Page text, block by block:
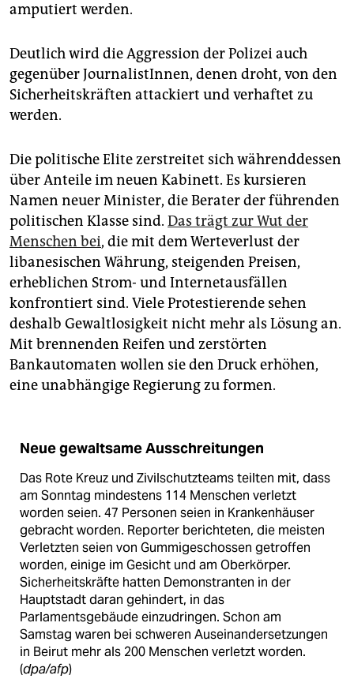
amputiert werden.
Deutlich wird die Aggression der Polizei auch
gegenüber JournalistInnen, denen droht, von den
Sicherheitskräften attackiert und verhaftet zu
werden.
Die politische Elite zerstreitet sich währenddessen
über Anteile im neuen Kabinett. Es kursieren
Namen neuer Minister, die Berater der führenden
politischen Klasse sind. Das trägt zur Wut der
Menschen bei, die mit dem Werteverlust der
libanesischen Währung, steigenden Preisen,
erheblichen Strom- und Internetausfällen
konfrontiert sind. Viele Protestierende sehen
deshalb Gewaltlosigkeit nicht mehr als Lösung an.
Mit brennenden Reifen und zerstörten
Bankautomaten wollen sie den Druck erhöhen,
eine unabhängige Regierung zu formen.
Neue gewaltsame Ausschreitungen
Das Rote Kreuz und Zivilschutzteams teilten mit, dass
am Sonntag mindestens 114 Menschen verletzt
worden seien. 47 Personen seien in Krankenhäuser
gebracht worden. Reporter berichteten, die meisten
Verletzten seien von Gummigeschossen getroffen
worden, einige im Gesicht und am Oberkörper.
Sicherheitskräfte hatten Demonstranten in der
Hauptstadt daran gehindert, in das
Parlamentsgebäude einzudringen. Schon am
Samstag waren bei schweren Auseinandersetzungen
in Beirut mehr als 200 Menschen verletzt worden.
(dpa/afp)